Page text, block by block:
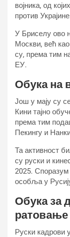
војника, од
против
У Бриселу ово
Москви, већ
су, према тим
ЕУ.
Обука на
Још у мају су
Кини тајно
према тим
Пекингу и
Та активност
су руски и
2025. Споразум
особља у
Обука за
ратовање
Руски кадрови